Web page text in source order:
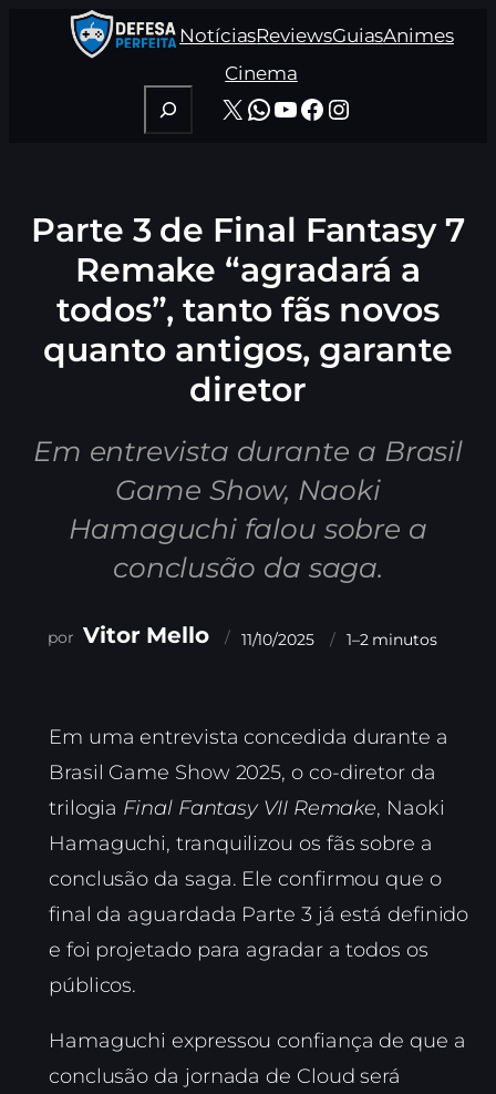
NotíciasReviewsGuiasAnimes
Cinema
Pesquisar
X WhatsApp
Youtube
Facebook
Instagram
Parte 3 de Final Fantasy 7
Remake “agradará a
todos”, tanto fãs novos
quanto antigos, garante
diretor
Em entrevista durante a Brasil
Game Show, Naoki
Hamaguchi falou sobre a
conclusão da saga.
Vitor Mello 11/10/2025 1–2 minutos
Em uma entrevista concedida durante a
Brasil Game Show 2025, o co-diretor da
trilogia Final Fantasy VII Remake, Naoki
Hamaguchi, tranquilizou os fãs sobre a
conclusão da saga. Ele confirmou que o
final da aguardada Parte 3 já está definido
e foi projetado para agradar a todos os
públicos.
Hamaguchi expressou confiança de que a
conclusão da jornada de Cloud será